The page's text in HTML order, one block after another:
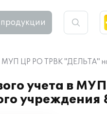
МУП ЦР РО ТРВК "ДЕЛЬТА"
учета в
учреждения